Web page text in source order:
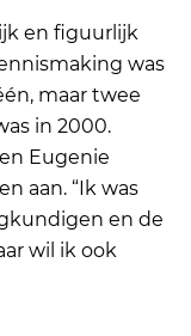
en figuurlijk
was
maar twee
in 2000.
Eugenie
aan. “Ik was
en de
wil ik ook